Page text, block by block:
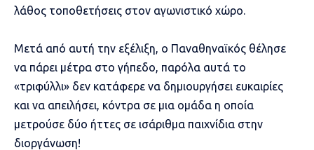
λάθος τοποθετήσεις στον αγωνιστικό χώρο.
Μετά από αυτή την εξέλιξη, ο Παναθηναϊκός θέλησε
να πάρει μέτρα στο γήπεδο, παρόλα αυτά το
«τριφύλλι» δεν κατάφερε να δημιουργήσει ευκαιρίες
και να απειλήσει, κόντρα σε μια ομάδα η οποία
μετρούσε δύο ήττες σε ισάριθμα παιχνίδια στην
διοργάνωση!